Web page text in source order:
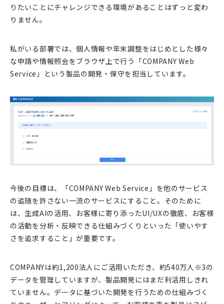
りたいことにチャレンジできる環境があることはずっと変わ
りません。
私がいる部署では、個人情報や年末調整をはじめとした様々
な申請や情報照会をブラウザ上で行う「COMPANY Web
Service」という製品の開発・保守を担当しています。
今後の目標は、「COMPANY Web Service」を他のサービス
の追随を許さない一流のサービスにすること。そのために
は、生成AIの活用、お客様に寄り添ったUI/UXの徹底、お客様
の活動を分析・反映できる仕組みづくりといった「使いやす
さを追求すること」が重要です。
COMPANYは約1,200法人にご活用いただき、約540万人※3の
データを管理していますが、製品開発にはまだ利活用しきれ
ていません。データに基づいた開発を行うための仕組みづく